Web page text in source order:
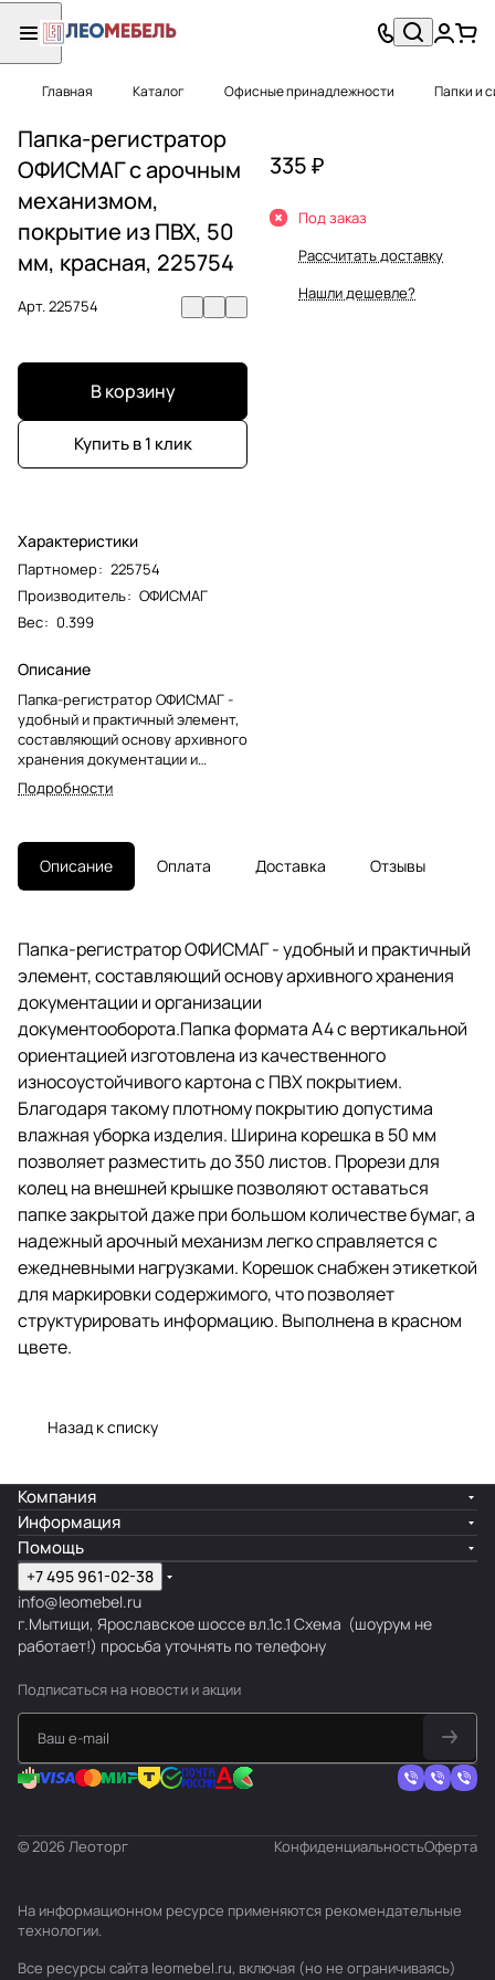
Главная Каталог Офисные принадлежности Папки и
Папка-регистратор
ОФИСМАГ с арочным
механизмом,
покрытие из ПВХ, 50
мм, красная, 225754
Арт.225754
В корзину
Купить в 1 клик
Характеристики
Партномер: 225754
Производитель: ОФИСМАГ
Вес: 0.399
Описание
Папка-регистратор ОФИСМАГ -
удобный и практичный элемент,
составляющий основу архивного
хранения документации и
организации
документооборота.Папка
ориентацией изготовлена из
качественного
износоустойчивого картона с
допустима влажная уборка
изделия. Ширина корешка в 50
мм позволяет разместить до
350 листов. Прорези для колец
на внешней крышке позволяют
оставаться папке закрытой даже
при большом количестве бумаг,
а надежный арочный механизм
легко справляется с
ежедневными нагрузками.
Корешок снабжен этикеткой для
маркировки содержимого, что
позволяет структурировать
информацию. Выполнена в
красном цвете.
Подробности
335 ₽
Под заказ
Рассчитать доставку
Нашли дешевле?
Описание Оплата Доставка Отзывы
Папка-регистратор ОФИСМАГ - удобный и практичный
элемент, составляющий основу архивного хранения
документации и организации
документооборота.Папка формата А4 с вертикальной
ориентацией изготовлена из качественного
износоустойчивого картона с ПВХ покрытием.
Благодаря такому плотному покрытию допустима
влажная уборка изделия. Ширина корешка в 50 мм
позволяет разместить до 350 листов. Прорези для
колец на внешней крышке позволяют оставаться
папке закрытой даже при большом количестве бумаг, а
надежный арочный механизм легко справляется с
ежедневными нагрузками. Корешок снабжен этикеткой
для маркировки содержимого, что позволяет
структурировать информацию. Выполнена в красном
цвете.
Назад к списку
Компания
Информация
Помощь
+7 495 961-02-38
info@leomebel.ru
г.Мытищи, Ярославское шоссе вл.1с.1 Схема (шоурум не
работает!) просьба уточнять по телефону
Подписаться на новости и акции
© 2026 Леоторг КонфиденциальностьОферта
На информационном ресурсе применяются рекомендательные
технологии.
Все ресурсы сайта leomebel.ru, включая (но не ограничиваясь)